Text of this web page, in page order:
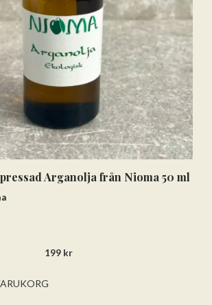
Arganolja från Nioma 50 ml
199 kr